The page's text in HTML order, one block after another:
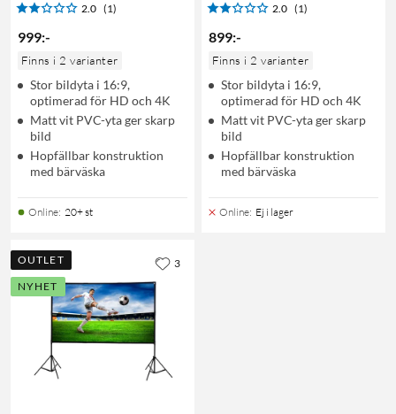
2.0 (1)
999:-
Finns i 2 varianter
Stor bildyta i 16:9,
optimerad för HD och 4K
Matt vit PVC-yta ger skarp
bild
Hopfällbar konstruktion
med bärväska
Online: 20+ st
2.0 (1)
899:-
Finns i 2 varianter
Stor bildyta i 16:9,
optimerad för HD och 4K
Matt vit PVC-yta ger skarp
bild
Hopfällbar konstruktion
med bärväska
Online: Ej i lager
OUTLET
NYHET
3